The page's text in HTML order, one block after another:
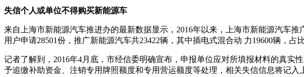
失信个人或单位不得购买新能源车
来自上海市新能源汽车推进办的最新数据显示，2016年以来，上海市新能源汽车
用户申请28501份，推广新能源汽车共23422辆，其中插电式混合动 力19600辆，占
记者了解到，2016年4月底，市经信委明确宣布，申报单位应对所填报材料的真
予追缴补助资金、注销专用牌照额度和专用营运额度等处理，相关失信信息将记